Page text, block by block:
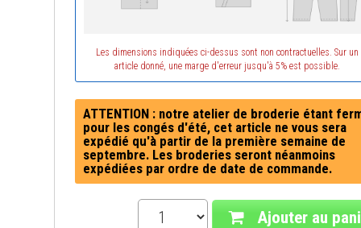
Les dimensions indiquées ci-dessus sont non contractuelles. Sur un
article donné, une marge d'erreur jusqu'à 5% est possible.
ATTENTION : notre atelier de broderie étant
pour les congés d'été, cet article ne vous sera
expédié qu'à partir de la première semaine de
septembre. Les broderies seront néanmoins
expédiées par ordre de date de commande.
Ajouter au